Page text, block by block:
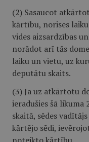
(2) Sasaucot
kārtību, norises
vides aizsardzības
norādot arī tās
laiku un vietu, uz
deputātu skaits.
(3) Ja uz atkārtotu
ieradušies šā likuma
skaitā, sēdes
kārtējo sēdi,